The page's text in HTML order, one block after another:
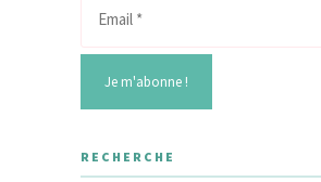
RECHERCHE